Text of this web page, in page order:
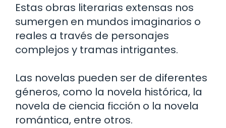
Estas obras literarias extensas nos
sumergen en mundos imaginarios o
reales a través de personajes
complejos y tramas intrigantes.
Las novelas pueden ser de diferentes
géneros, como la novela histórica, la
novela de ciencia ficción o la novela
romántica, entre otros.